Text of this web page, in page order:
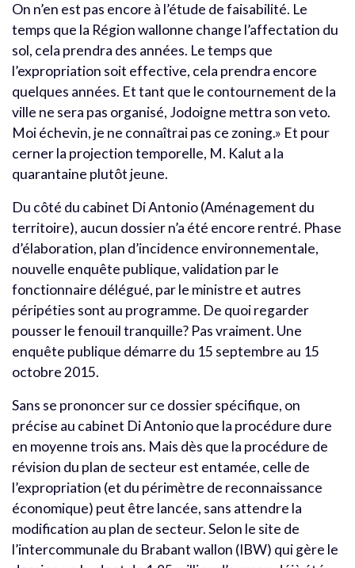
On n’en est pas encore à l’étude de faisabilité. Le
temps que la Région wallonne change l’affectation du
sol, cela prendra des années. Le temps que
l’expropriation soit effective, cela prendra encore
quelques années. Et tant que le contournement de la
ville ne sera pas organisé, Jodoigne mettra son veto.
Moi échevin, je ne connaîtrai pas ce zoning.» Et pour
cerner la projection temporelle, M. Kalut a la
quarantaine plutôt jeune.
Du côté du cabinet Di Antonio (Aménagement du
territoire), aucun dossier n’a été encore rentré. Phase
d’élaboration, plan d’incidence environnementale,
nouvelle enquête publique, validation par le
fonctionnaire délégué, par le ministre et autres
péripéties sont au programme. De quoi regarder
pousser le fenouil tranquille? Pas vraiment. Une
enquête publique démarre du 15 septembre au 15
octobre 2015.
Sans se prononcer sur ce dossier spécifique, on
précise au cabinet Di Antonio que la procédure dure
en moyenne trois ans. Mais dès que la procédure de
révision du plan de secteur est entamée, celle de
l’expropriation (et du périmètre de reconnaissance
économique) peut être lancée, sans attendre la
modification au plan de secteur. Selon le site de
l’intercommunale du Brabant wallon (IBW) qui gère le